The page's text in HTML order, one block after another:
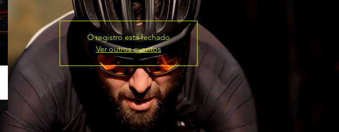
O registro está fechado
Ver outros eventos